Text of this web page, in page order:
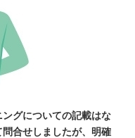
ングについての記載はな
合せしましたが、明確